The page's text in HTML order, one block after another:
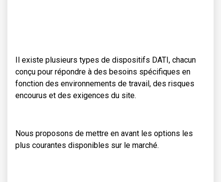
Il existe plusieurs types de dispositifs DATI, chacun
conçu pour répondre à des besoins spécifiques en
fonction des environnements de travail, des risques
encourus et des exigences du site.
Nous proposons de mettre en avant les options les
plus courantes disponibles sur le marché.